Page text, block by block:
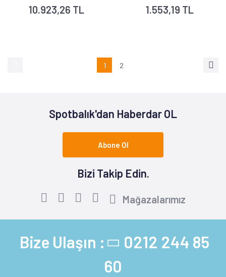
10.923,26 TL 1.553,19 TL
1 2
Spotbalık'dan Haberdar OL
Abone Ol
Bizi Takip Edin.
Mağazalarımız
Bize Ulaşın : 0212 244 85
60